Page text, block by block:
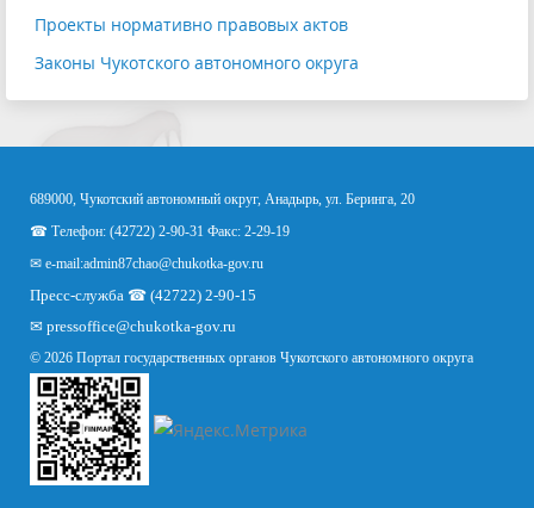
Проекты нормативно правовых актов
Законы Чукотского автономного округа
689000, Чукотский автономный округ, Анадырь, ул. Беринга, 20
☎ Телефон: (42722) 2-90-31 Факс: 2-29-19
✉ e-mail:admin87chao@chukotka-gov.ru
Пресс-служба ☎ (42722) 2-90-15
✉ pressoffice@chukotka-gov.ru
© 2026 Портал государственных органов Чукотского автономного округа